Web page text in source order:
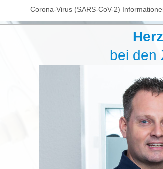
Corona-Virus (SARS-CoV-2)
bei den